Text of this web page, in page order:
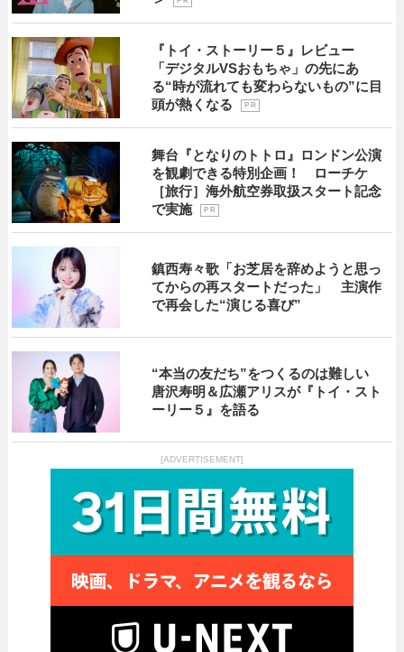
『トイ・ストーリー５』レビュー
「デジタルVSおもちゃ」の先にあ
る“時が流れても変わらないもの”に目
頭が熱くなる
P R
舞台『となりのトトロ』ロンドン公演
を観劇できる特別企画！ ローチケ
［旅行］海外航空券取扱スタート記念
で実施
P R
鎮西寿々歌「お芝居を辞めようと思っ
てからの再スタートだった」 主演作
で再会した“演じる喜び”
“本当の友だち”をつくるのは難しい
唐沢寿明＆広瀬アリスが『トイ・スト
ーリー５』を語る
[ADVERTISEMENT]